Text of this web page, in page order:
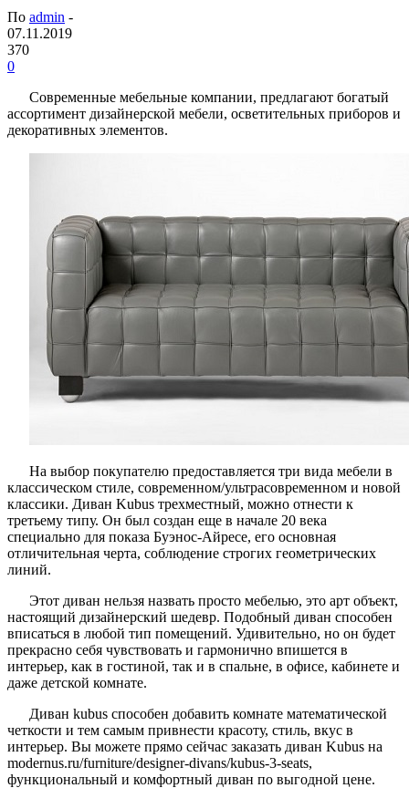
По admin -
07.11.2019
370
0
Современные мебельные компании, предлагают богатый
ассортимент дизайнерской мебели, осветительных приборов и
декоративных элементов.
На выбор покупателю предоставляется три вида мебели в
классическом стиле, современном/ультрасовременном и новой
классики. Диван Kubus трехместный, можно отнести к
третьему типу. Он был создан еще в начале 20 века
специально для показа Буэнос-Айресе, его основная
отличительная черта, соблюдение строгих геометрических
линий.
Этот диван нельзя назвать просто мебелью, это арт объект,
настоящий дизайнерский шедевр. Подобный диван способен
вписаться в любой тип помещений. Удивительно, но он будет
прекрасно себя чувствовать и гармонично впишется в
интерьер, как в гостиной, так и в спальне, в офисе, кабинете и
даже детской комнате.
Диван kubus способен добавить комнате математической
четкости и тем самым привнести красоту, стиль, вкус в
интерьер. Вы можете прямо сейчас заказать диван Kubus на
modernus.ru/furniture/designer-divans/kubus-3-seats,
функциональный и комфортный диван по выгодной цене.